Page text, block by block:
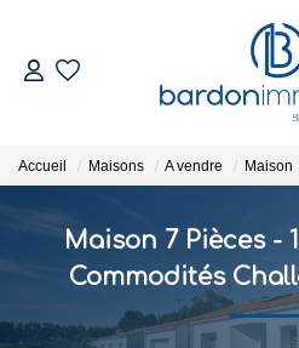
NOTRE
Qui
Accueil Maisons A vendre Maison
Maison 7 Pièces -
Commodités